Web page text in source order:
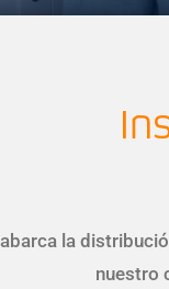
la
nuestro